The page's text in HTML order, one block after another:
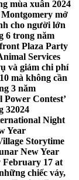
mùa xuân 2024
mở
cho người lớn
6 trong năm
Plaza Party
Services
và giảm chi phí
mà không cần
3 năm
Contest’
32024
Night
Year
Storytime
New Year
February 17 at
chiếc váy,